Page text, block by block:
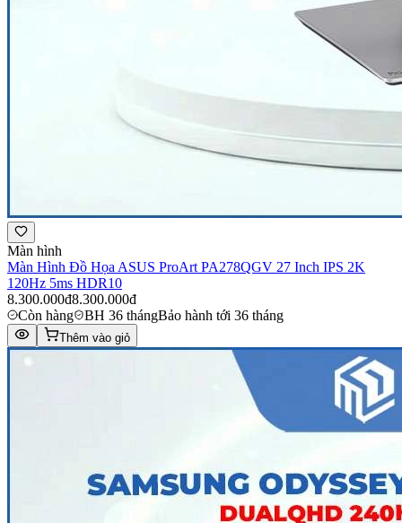
Màn hình
Màn Hình Đồ Họa ASUS ProArt PA278QGV 27 Inch IPS 2K
120Hz 5ms HDR10
8.300.000đ8.300.000đ
Còn hàng
BH 36 thángBảo hành tới 36 tháng
Thêm vào giỏ